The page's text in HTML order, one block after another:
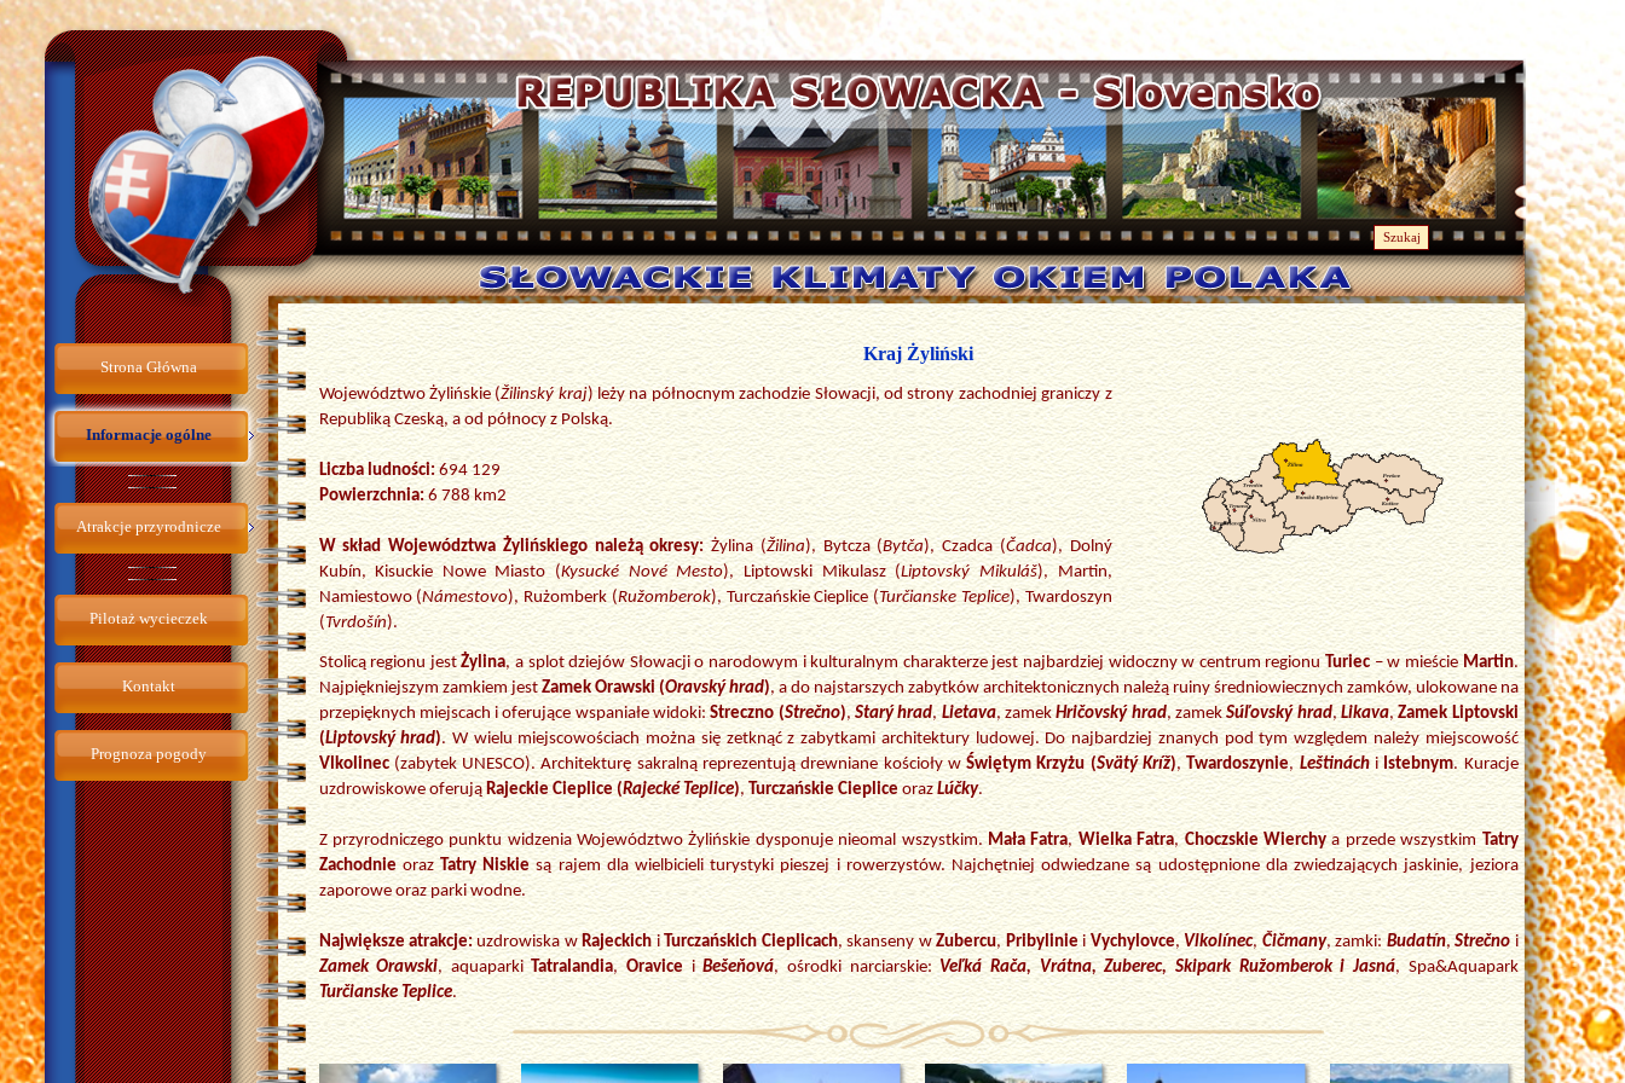
Szukaj
Strona Główna
Informacje ogólne
Atrakcje przyrodnicze
Pilotaż wycieczek
Kontakt
Prognoza pogody
Kraj Żyliński
Województwo Żylińskie (Žilinský kraj) leży na północnym zachodzie Słowacji, od strony zachodniej graniczy z
Republiką Czeską, a od północy z Polską.
Liczba ludności:694 129
Powierzchnia:6 788 km2
W skład Województwa Żylińskiego należą okresy:Żylina (Žilina), Bytcza (Bytča), Czadca (Čadca), Dolný
Kubín, Kisuckie Nowe Miasto (Kysucké Nové Mesto), Liptowski Mikulasz (Liptovský Mikuláš), Martin,
Namiestowo (Námestovo), Rużomberk (Ružomberok), Turczańskie Cieplice (Turčianske Teplice), Twardoszyn
(Tvrdošín).
Stolicą regionu jestŻylina, a splot dziejów Słowacji o narodowym i kulturalnym charakterze jest najbardziej widoczny w centrum regionuTuriec– w mieścieMartin.
Najpiękniejszym zamkiem jestZamek Orawski (Oravský hrad), a do najstarszych zabytków architektonicznych należą ruiny średniowiecznych zamków, ulokowane na
przepięknych miejscach i oferujące wspaniałe widoki:Streczno (Strečno),Starý hrad,Lietava, zamekHričovský hrad, zamekSúľovský hrad,Likava,Zamek Liptovski
(Liptovský hrad). W wielu miejscowościach można się zetknąć z zabytkami architektury ludowej. Do najbardziej znanych pod tym względem należy miejscowość
Vlkolinec(zabytek UNESCO). Architekturę sakralną reprezentują drewniane kościoły wŚwiętym Krzyżu (Svätý Kríž),Twardoszynie,Leštinách iIstebnym. Kuracje
uzdrowiskowe oferująRajeckie Cieplice (Rajecké Teplice),Turczańskie Ciepliceoraz Lúčky.
Z przyrodniczego punktu widzenia Województwo Żylińskie dysponuje nieomal wszystkim.Mała Fatra,Wielka Fatra,Choczskie Wierchya przede wszystkimTatry
ZachodnieorazTatry Niskiesą rajem dla wielbicieli turystyki pieszej i rowerzystów. Najchętniej odwiedzane są udostępnione dla zwiedzających jaskinie, jeziora
zaporowe oraz parki wodne.
Największe atrakcje:uzdrowiska wRajeckichi Turczańskich Cieplicach, skanseny wZubercu,PribylinieiVychylovce, Vlkolínec, Čičmany, zamki:Budatín,Strečnoi
Zamek Orawski, aquaparkiTatralandia,OraviceiBešeňová, ośrodki narciarskie:Veľká Rača, Vrátna, Zuberec, Skipark Ružomberok i Jasná, Spa&Aquapark
Turčianske Teplice.